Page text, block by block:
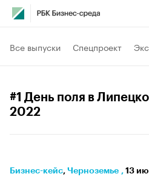
Все выпуски Спецпроект
#1 День поля в
2022
Бизнес-кейс⁠, Черноземье , 13